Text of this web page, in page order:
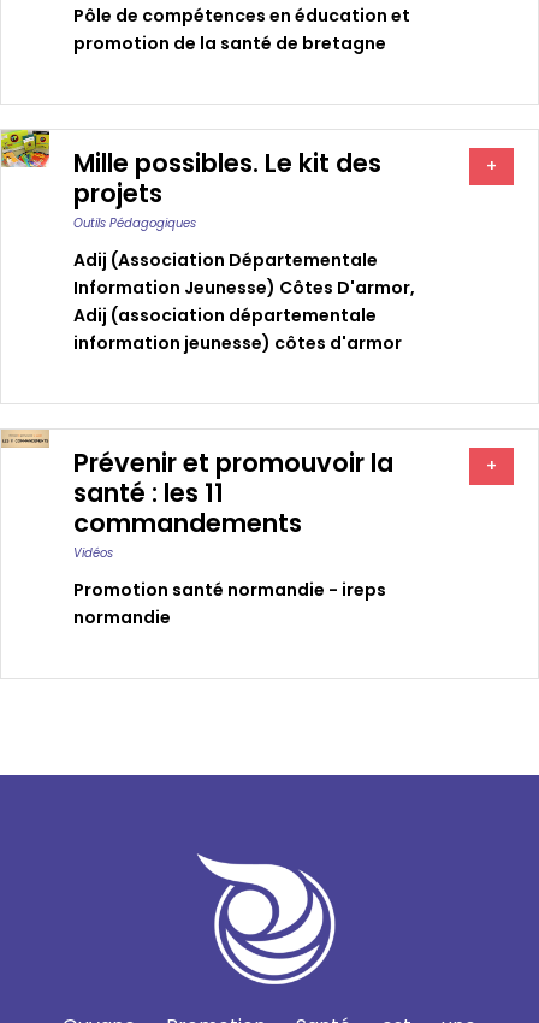
Pôle de compétences en éducation et
promotion de la santé de bretagne
Mille possibles. Le kit des
projets
Outils Pédagogiques
Adij (association Départementale
Information Jeunesse) Côtes D'armor,
Adij (association départementale
information jeunesse) côtes d'armor
+
Prévenir et promouvoir la
santé : les 11
commandements
Vidéos
Promotion santé normandie - ireps
normandie
+